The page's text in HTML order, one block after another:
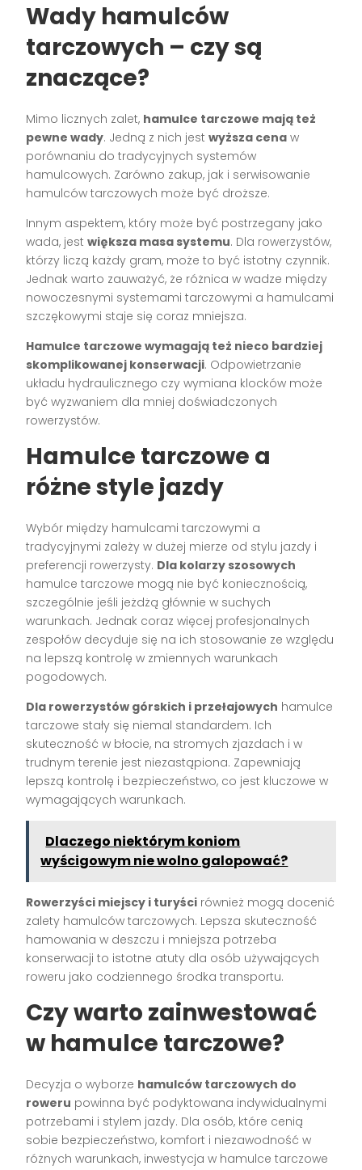
Wady hamulców
tarczowych – czy są
znaczące?
Mimo licznych zalet, hamulce tarczowe mają też
pewne wady. Jedną z nich jestwyższa cena w
porównaniu do tradycyjnych systemów
hamulcowych. Zarówno zakup, jak i serwisowanie
hamulców tarczowych może być droższe.
Innym aspektem, który może być postrzegany jako
wada, jestwiększa masa systemu. Dla rowerzystów,
którzy liczą każdy gram, może to być istotny czynnik.
Jednak warto zauważyć, że różnica w wadze między
nowoczesnymi systemami tarczowymi a hamulcami
szczękowymi staje się coraz mniejsza.
Hamulce tarczowe wymagają też nieco bardziej
skomplikowanej konserwacji. Odpowietrzanie
układu hydraulicznego czy wymiana klocków może
być wyzwaniem dla mniej doświadczonych
rowerzystów.
Hamulce tarczowe a
różne style jazdy
Wybór między hamulcami tarczowymi a
tradycyjnymi zależy w dużej mierze od stylu jazdy i
preferencji rowerzysty. Dla kolarzy szosowych
hamulce tarczowe mogą nie być koniecznością,
szczególnie jeśli jeżdżą głównie w suchych
warunkach. Jednak coraz więcej profesjonalnych
zespołów decyduje się na ich stosowanie ze względu
na lepszą kontrolę w zmiennych warunkach
pogodowych.
Dla rowerzystów górskich i przełajowych hamulce
tarczowe stały się niemal standardem. Ich
skuteczność w błocie, na stromych zjazdach i w
trudnym terenie jest niezastąpiona. Zapewniają
lepszą kontrolę i bezpieczeństwo, co jest kluczowe w
wymagających warunkach.
Dlaczego niektórym koniom
wyścigowym nie wolno galopować?
Rowerzyści miejscy i turyści również mogą docenić
zalety hamulców tarczowych. Lepsza skuteczność
hamowania w deszczu i mniejsza potrzeba
konserwacji to istotne atuty dla osób używających
roweru jako codziennego środka transportu.
Czy warto zainwestować
w hamulce tarczowe?
Decyzja o wyborze hamulców tarczowych do
roweru powinna być podyktowana indywidualnymi
potrzebami i stylem jazdy. Dla osób, które cenią
sobie bezpieczeństwo, komfort i niezawodność w
różnych warunkach, inwestycja w hamulce tarczowe